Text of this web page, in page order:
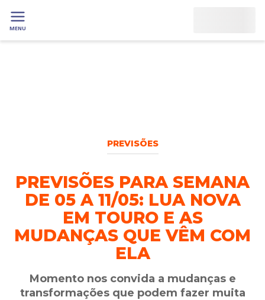
MENU
PREVISÕES
PREVISÕES PARA SEMANA
DE 05 A 11/05: LUA NOVA
EM TOURO E AS
MUDANÇAS QUE VÊM COM
ELA
Momento nos convida a mudanças e
transformações que podem fazer muita